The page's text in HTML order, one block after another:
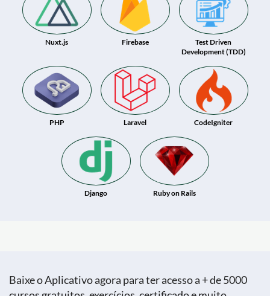
Nuxt.js Firebase
Test Driven
Development (TDD)
PHP Laravel CodeIgniter
Django Ruby on Rails
Baixe o Aplicativo agora para ter acesso a + de 5000